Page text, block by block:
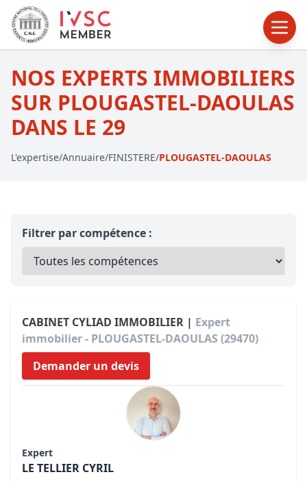
NOS EXPERTS IMMOBILIERS
SUR PLOUGASTEL-DAOULAS
DANS LE 29
L'expertise/Annuaire/FINISTERE/PLOUGASTEL-DAOULAS
Filtrer par compétence :
CABINET CYLIAD IMMOBILIER | Expert
immobilier - PLOUGASTEL-DAOULAS (29470)
Demander un devis
Expert
LE TELLIER CYRIL